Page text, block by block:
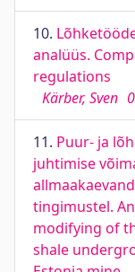
10.
analüüs.
regulations
Kärber, Sven
11. Puur- ja
juhtimise
tingimustel.
modifying of
shale